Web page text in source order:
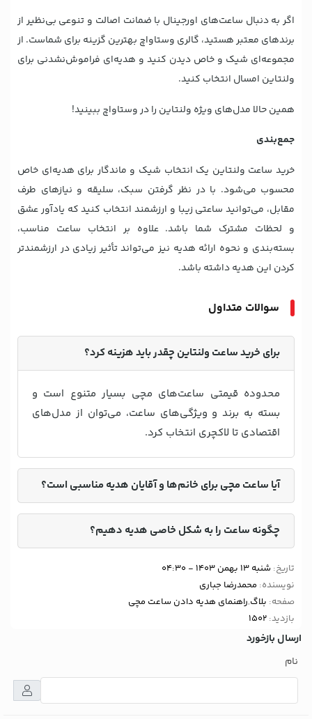
اگر به دنبال ساعت‌های اورجینال با ضمانت اصالت و تنوعی بی‌نظیر از
برندهای معتبر هستید، گالری وستاواچ بهترین گزینه برای شماست. از
مجموعه‌ای شیک و خاص دیدن کنید و هدیه‌ای فراموش‌نشدنی برای
ولنتاین امسال انتخاب کنید.
همین حالا مدل‌های ویژه ولنتاین را در وستاواچ ببینید!
جمع‌بندی
خرید ساعت ولنتاین یک انتخاب شیک و ماندگار برای هدیه‌ای خاص
محسوب می‌شود. با در نظر گرفتن سبک، سلیقه و نیازهای طرف
مقابل، می‌توانید ساعتی زیبا و ارزشمند انتخاب کنید که یادآور عشق
و لحظات مشترک شما باشد. علاوه بر انتخاب ساعت مناسب،
بسته‌بندی و نحوه ارائه هدیه نیز می‌تواند تأثیر زیادی در ارزشمندتر
کردن این هدیه داشته باشد.
سوالات متداول
برای خرید ساعت ولنتاین چقدر باید هزینه کرد؟
محدوده قیمتی ساعت‌های مچی بسیار متنوع است و
بسته به برند و ویژگی‌های ساعت، می‌توان از مدل‌های
اقتصادی تا لاکچری انتخاب کرد.
آیا ساعت مچی برای خانم‌ها و آقایان هدیه مناسبی است؟
چگونه ساعت را به شکل خاصی هدیه دهیم؟
تاریخ: شنبه 13 بهمن 1403 - 04:30
نویسنده: محمدرضا جباری
صفحه: بلاگ,راهنمای هدیه دادن ساعت مچی
بازدید: 1502
ارسال بازخورد
نام